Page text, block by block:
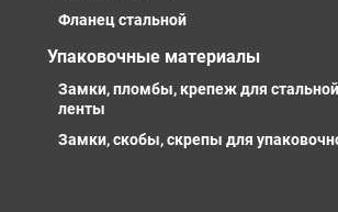
Фланец стальной
Упаковочные материалы
Замки, пломбы, крепеж для
ленты
Замки, скобы, скрепы для